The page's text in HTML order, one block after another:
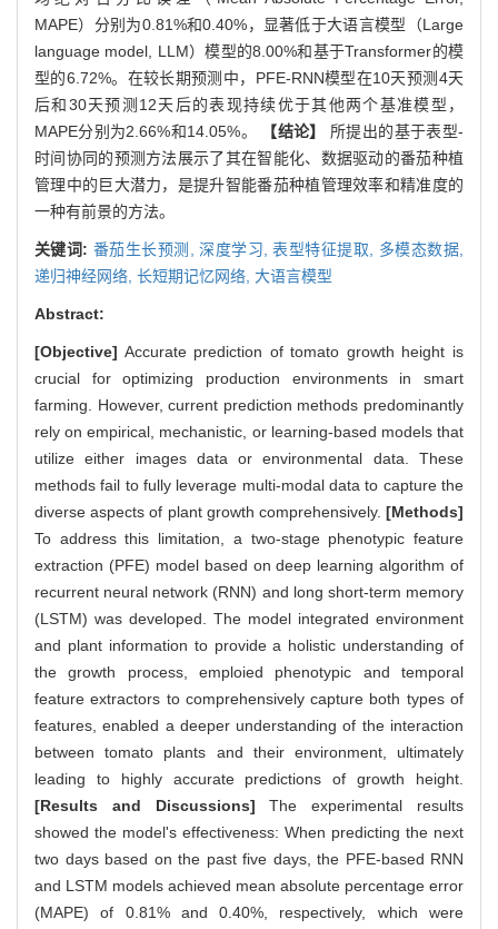
MAPE）分别为0.81%和0.40%，显著低于大语言模型（Large
language model, LLM）模型的8.00%和基于Transformer的模
型的6.72%。在较长期预测中，PFE-RNN模型在10天预测4天
后和30天预测12天后的表现持续优于其他两个基准模型，
MAPE分别为2.66%和14.05%。
【结论】
所提出的基于表型-
时间协同的预测方法展示了其在智能化、数据驱动的番茄种植
管理中的巨大潜力，是提升智能番茄种植管理效率和精准度的
一种有前景的方法。
关键词: 番茄生长预测,深度学习,表型特征提取, 多模态数据,
递归神经网络, 长短期记忆网络, 大语言模型
Abstract:
[Objective] Accurate prediction of tomato growth height is
crucial for optimizing production environments in smart
farming. However, current prediction methods predominantly
rely on empirical, mechanistic, or learning-based models that
utilize either images data or environmental data. These
methods fail to fully leverage multi-modal data to capture the
diverse aspects of plant growth comprehensively. [Methods]
To address this limitation, a two-stage phenotypic feature
extraction (PFE) model based on deep learning algorithm of
recurrent neural network (RNN) and long short-term memory
(LSTM) was developed. The model integrated environment
and plant information to provide a holistic understanding of
the growth process, emploied phenotypic and temporal
feature extractors to comprehensively capture both types of
features, enabled a deeper understanding of the interaction
between tomato plants and their environment, ultimately
leading to highly accurate predictions of growth height.
[Results and Discussions] The experimental results
showed the model's effectiveness: When predicting the next
two days based on the past five days, the PFE-based RNN
and LSTM models achieved mean absolute percentage error
(MAPE) of 0.81% and 0.40%, respectively, which were